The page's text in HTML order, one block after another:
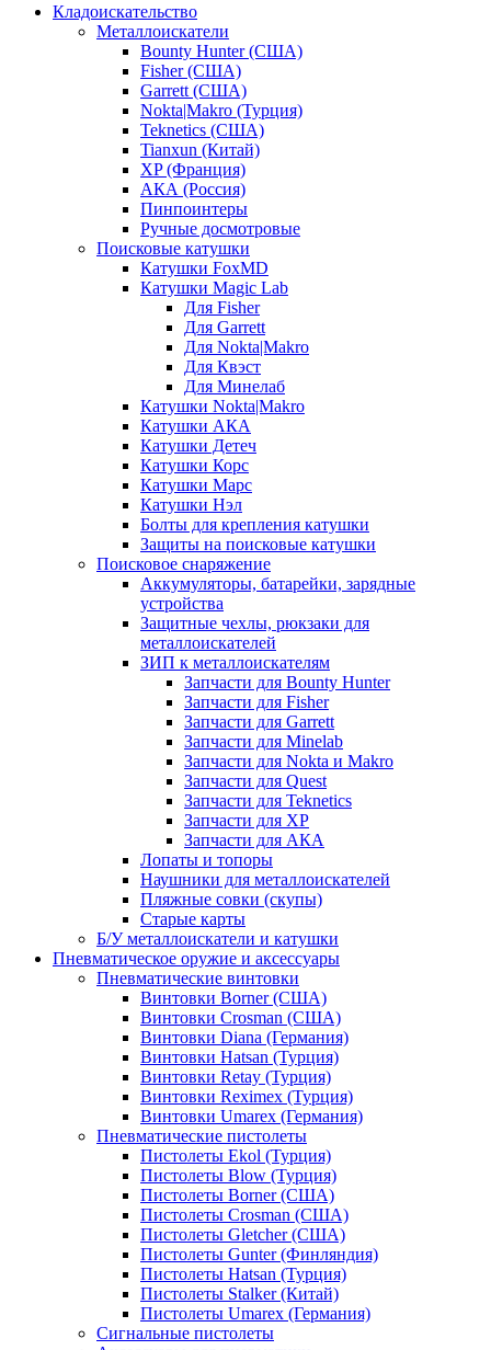
Кладоискательство
Металлоискатели
Bounty Hunter (США)
Fisher (США)
Garrett (США)
Nokta|Makro (Турция)
Teknetics (США)
Tianxun (Китай)
XP (Франция)
АКА (Россия)
Пинпоинтеры
Ручные досмотровые
Поисковые катушки
Катушки FoxMD
Катушки Magic Lab
Для Fisher
Для Garrett
Для Nokta|Makro
Для Квэст
Для Минелаб
Катушки Nokta|Makro
Катушки АКА
Катушки Детеч
Катушки Корс
Катушки Марс
Катушки Нэл
Болты для крепления катушки
Защиты на поисковые катушки
Поисковое снаряжение
Аккумуляторы, батарейки, зарядные
устройства
Защитные чехлы, рюкзаки для
металлоискателей
ЗИП к металлоискателям
Запчасти для Bounty Hunter
Запчасти для Fisher
Запчасти для Garrett
Запчасти для Minelab
Запчасти для Nokta и Makro
Запчасти для Quest
Запчасти для Teknetics
Запчасти для XP
Запчасти для АКА
Лопаты и топоры
Наушники для металлоискателей
Пляжные совки (скупы)
Старые карты
Б/У металлоискатели и катушки
Пневматическое оружие и аксессуары
Пневматические винтовки
Винтовки Borner (США)
Винтовки Crosman (США)
Винтовки Diana (Германия)
Винтовки Hatsan (Турция)
Винтовки Retay (Турция)
Винтовки Reximex (Турция)
Винтовки Umarex (Германия)
Пневматические пистолеты
Пистолеты Ekol (Турция)
Пистолеты Blow (Турция)
Пистолеты Borner (США)
Пистолеты Crosman (США)
Пистолеты Gletcher (США)
Пистолеты Gunter (Финляндия)
Пистолеты Hatsan (Турция)
Пистолеты Stalker (Китай)
Пистолеты Umarex (Германия)
Сигнальные пистолеты